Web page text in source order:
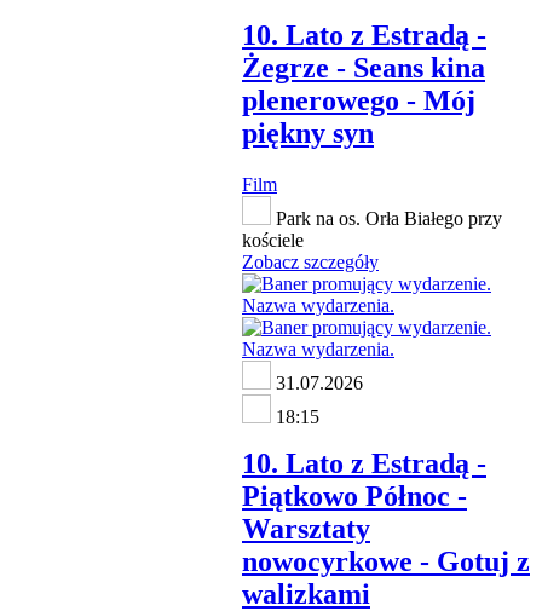
10. Lato z Estradą -
Żegrze - Seans kina
plenerowego - Mój
piękny syn
Film
Park na os. Orła Białego przy
kościele
Zobacz szczegóły
31.07.2026
18:15
10. Lato z Estradą -
Piątkowo Północ -
Warsztaty
nowocyrkowe - Gotuj z
walizkami